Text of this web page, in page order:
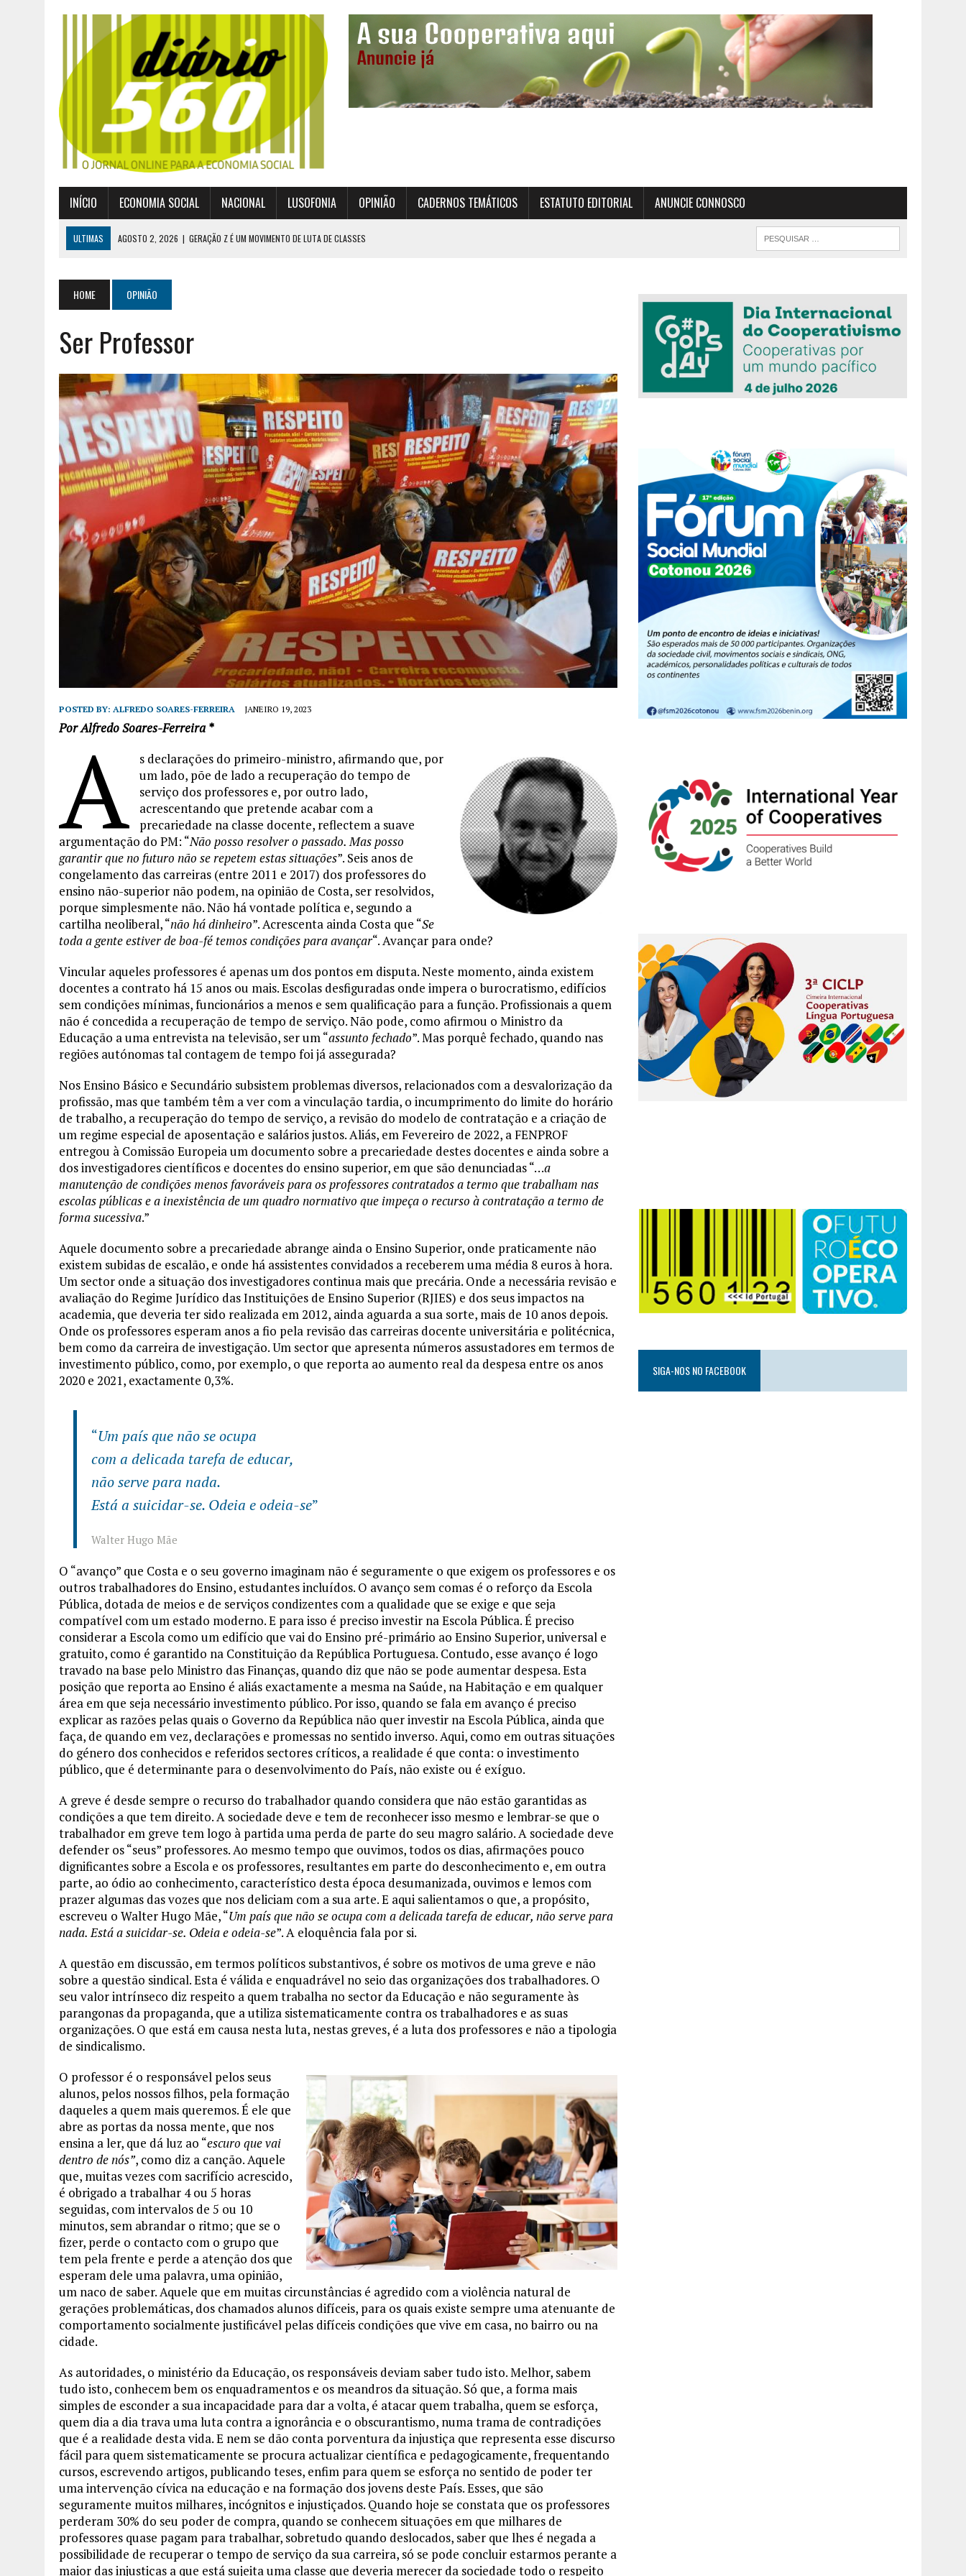
INÍCIO ECONOMIA SOCIAL NACIONAL LUSOFONIA OPINIÃO CADERNOS TEMÁTICOS ESTATUTO EDITORIAL ANUNCIE CONNOSCO
ULTIMAS AGOSTO 2, 2026 | GERAÇÃO Z É UM MOVIMENTO DE LUTA DE CLASSES
CASES DIVULGA ÚLTIMOS NÚMEROS DA DIGITALIZAÇÃO DAS COOPERATIVAS CREDENCIADAS
JULHO 26, 2026 | UM MARCO QUE REDEFINE O COOPERATIVISMO GLOBAL
AGOSTO 6, 2026
|
HOME OPINIÃO
Ser Professor
POSTED BY: ALFREDO SOARES-FERREIRA JANEIRO 19, 2023
Por Alfredo Soares-Ferreira *
A
s declarações do primeiro-ministro, afirmando que, por
um lado, põe de lado a recuperação do tempo de
serviço dos professores e, por outro lado,
acrescentando que pretende acabar com a
precariedade na classe docente, reflectem a suave
argumentação do PM: “Não posso resolver o passado. Mas posso
garantir que no futuro não se repetem estas situações”. Seis anos de
congelamento das carreiras (entre 2011 e 2017) dos professores do
ensino não-superior não podem, na opinião de Costa, ser resolvidos,
porque simplesmente não. Não há vontade política e, segundo a
cartilha neoliberal, “não há dinheiro”. Acrescenta ainda Costa que “Se
toda a gente estiver de boa-fé temos condições para avançar“. Avançar para onde?
Vincular aqueles professores é apenas um dos pontos em disputa. Neste momento, ainda existem
docentes a contrato há 15 anos ou mais. Escolas desfiguradas onde impera o burocratismo, edifícios
sem condições mínimas, funcionários a menos e sem qualificação para a função. Profissionais a quem
não é concedida a recuperação de tempo de serviço. Não pode, como afirmou o Ministro da
Educação a uma entrevista na televisão, ser um “assunto fechado”. Mas porquê fechado, quando nas
regiões autónomas tal contagem de tempo foi já assegurada?
Nos Ensino Básico e Secundário subsistem problemas diversos, relacionados com a desvalorização da
profissão, mas que também têm a ver com a vinculação tardia, o incumprimento do limite do horário
de trabalho, a recuperação do tempo de serviço, a revisão do modelo de contratação e a criação de
um regime especial de aposentação e salários justos. Aliás, em Fevereiro de 2022, a FENPROF
entregou à Comissão Europeia um documento sobre a precariedade destes docentes e ainda sobre a
dos investigadores científicos e docentes do ensino superior, em que são denunciadas “…a
manutenção de condições menos favoráveis para os professores contratados a termo que trabalham nas
escolas públicas e a inexistência de um quadro normativo que impeça o recurso à contratação a termo de
forma sucessiva.”
Aquele documento sobre a precariedade abrange ainda o Ensino Superior, onde praticamente não
existem subidas de escalão, e onde há assistentes convidados a receberem uma média 8 euros à hora.
Um sector onde a situação dos investigadores continua mais que precária. Onde a necessária revisão e
avaliação do Regime Jurídico das Instituições de Ensino Superior (RJIES) e dos seus impactos na
academia, que deveria ter sido realizada em 2012, ainda aguarda a sua sorte, mais de 10 anos depois.
Onde os professores esperam anos a fio pela revisão das carreiras docente universitária e politécnica,
bem como da carreira de investigação. Um sector que apresenta números assustadores em termos de
investimento público, como, por exemplo, o que reporta ao aumento real da despesa entre os anos
2020 e 2021, exactamente 0,3%.
“Um país que não se ocupa
com a delicada tarefa de educar,
não serve para nada.
Está a suicidar-se. Odeia e odeia-se”
Walter Hugo Mãe
O “avanço” que Costa e o seu governo imaginam não é seguramente o que exigem os professores e os
outros trabalhadores do Ensino, estudantes incluídos. O avanço sem comas é o reforço da Escola
Pública, dotada de meios e de serviços condizentes com a qualidade que se exige e que seja
compatível com um estado moderno. E para isso é preciso investir na Escola Pública. É preciso
considerar a Escola como um edifício que vai do Ensino pré-primário ao Ensino Superior, universal e
gratuito, como é garantido na Constituição da República Portuguesa. Contudo, esse avanço é logo
travado na base pelo Ministro das Finanças, quando diz que não se pode aumentar despesa. Esta
posição que reporta ao Ensino é aliás exactamente a mesma na Saúde, na Habitação e em qualquer
área em que seja necessário investimento público. Por isso, quando se fala em avanço é preciso
explicar as razões pelas quais o Governo da República não quer investir na Escola Pública, ainda que
faça, de quando em vez, declarações e promessas no sentido inverso. Aqui, como em outras situações
do género dos conhecidos e referidos sectores críticos, a realidade é que conta: o investimento
público, que é determinante para o desenvolvimento do País, não existe ou é exíguo.
A greve é desde sempre o recurso do trabalhador quando considera que não estão garantidas as
condições a que tem direito. A sociedade deve e tem de reconhecer isso mesmo e lembrar-se que o
trabalhador em greve tem logo à partida uma perda de parte do seu magro salário. A sociedade deve
defender os “seus” professores. Ao mesmo tempo que ouvimos, todos os dias, afirmações pouco
dignificantes sobre a Escola e os professores, resultantes em parte do desconhecimento e, em outra
parte, ao ódio ao conhecimento, característico desta época desumanizada, ouvimos e lemos com
prazer algumas das vozes que nos deliciam com a sua arte. E aqui salientamos o que, a propósito,
escreveu o Walter Hugo Mãe, “Um país que não se ocupa com a delicada tarefa de educar, não serve para
nada. Está a suicidar-se. Odeia e odeia-se”. A eloquência fala por si.
A questão em discussão, em termos políticos substantivos, é sobre os motivos de uma greve e não
sobre a questão sindical. Esta é válida e enquadrável no seio das organizações dos trabalhadores. O
seu valor intrínseco diz respeito a quem trabalha no sector da Educação e não seguramente às
parangonas da propaganda, que a utiliza sistematicamente contra os trabalhadores e as suas
organizações. O que está em causa nesta luta, nestas greves, é a luta dos professores e não a tipologia
de sindicalismo.
O professor é o responsável pelos seus
alunos, pelos nossos filhos, pela formação
daqueles a quem mais queremos. É ele que
abre as portas da nossa mente, que nos
ensina a ler, que dá luz ao “escuro que vai
dentro de nós”, como diz a canção. Aquele
que, muitas vezes com sacrifício acrescido,
é obrigado a trabalhar 4 ou 5 horas
seguidas, com intervalos de 5 ou 10
minutos, sem abrandar o ritmo; que se o
fizer, perde o contacto com o grupo que
tem pela frente e perde a atenção dos que
esperam dele uma palavra, uma opinião,
um naco de saber. Aquele que em muitas circunstâncias é agredido com a violência natural de
gerações problemáticas, dos chamados alunos difíceis, para os quais existe sempre uma atenuante de
comportamento socialmente justificável pelas difíceis condições que vive em casa, no bairro ou na
cidade.
As autoridades, o ministério da Educação, os responsáveis deviam saber tudo isto. Melhor, sabem
tudo isto, conhecem bem os enquadramentos e os meandros da situação. Só que, a forma mais
simples de esconder a sua incapacidade para dar a volta, é atacar quem trabalha, quem se esforça,
quem dia a dia trava uma luta contra a ignorância e o obscurantismo, numa trama de contradições
que é a realidade desta vida. E nem se dão conta porventura da injustiça que representa esse discurso
fácil para quem sistematicamente se procura actualizar científica e pedagogicamente, frequentando
cursos, escrevendo artigos, publicando teses, enfim para quem se esforça no sentido de poder ter
uma intervenção cívica na educação e na formação dos jovens deste País. Esses, que são
seguramente muitos milhares, incógnitos e injustiçados. Quando hoje se constata que os professores
perderam 30% do seu poder de compra, quando se conhecem situações em que milhares de
professores quase pagam para trabalhar, sobretudo quando deslocados, saber que lhes é negada a
possibilidade de recuperar o tempo de serviço da sua carreira, só se pode concluir estarmos perante a
maior das injustiças a que está sujeita uma classe que deveria merecer da sociedade todo o respeito
SIGA-NOS NO FACEBOOK